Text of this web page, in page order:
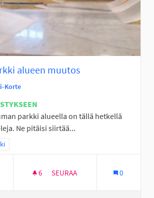
alueen muutos
Korte
parkki alueella on tällä hetkellä
Ne pitäisi siirtää...
mukaan: Itäinen Seinäjoki
6 6 SEURAAJAA
SEURAA 0